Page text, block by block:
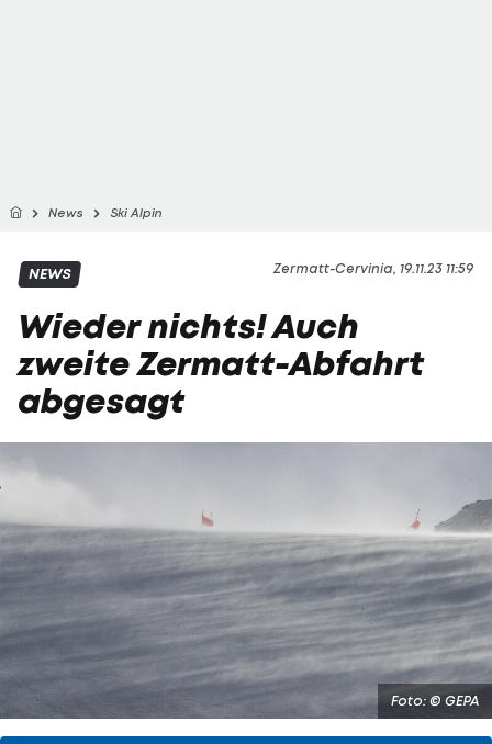
News Ski Alpin
Zermatt-Cervinia, 19.11.23 11:59
NEWS
Wieder nichts! Auch
zweite Zermatt-Abfahrt
abgesagt
Foto: © GEPA